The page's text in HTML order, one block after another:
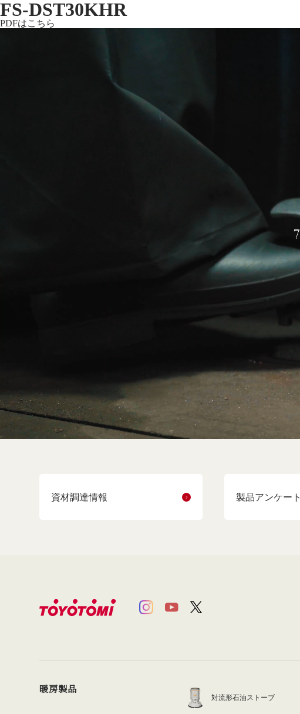
FS-DST30KHR
PDFはこちら
資材調達情報 製品アンケート
暖房製品
対流形石油ストーブ